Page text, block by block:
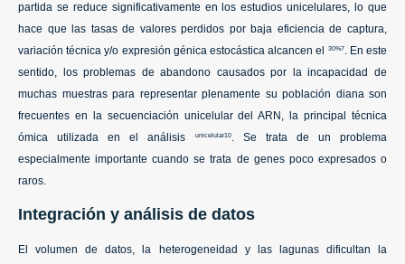
partida se reduce significativamente en los estudios unicelulares, lo que
hace que las tasas de valores perdidos por baja eficiencia de captura,
variación técnica y/o expresión génica estocástica alcancen el
30%7. En este
sentido, los problemas de abandono causados por la incapacidad de
muchas muestras para representar plenamente su población diana son
frecuentes en la secuenciación unicelular del ARN, la principal técnica
ómica utilizada en el análisis
unicelular10. Se trata de un problema
especialmente importante cuando se trata de genes poco expresados o
raros.
Integración y análisis de datos
El volumen de datos, la heterogeneidad y las lagunas dificultan la